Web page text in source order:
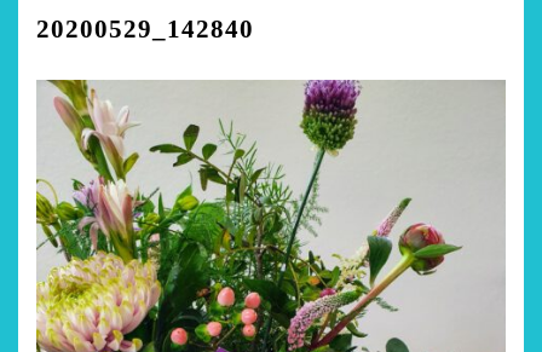
20200529_142840